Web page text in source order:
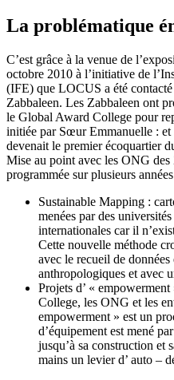
La problématique
C’est grâce à la venue de
octobre 2010 à l’initiative de
(IFE) que LOCUS a été contacté
Zabbaleen. Les Zabbaleen ont
le Global Award College pour
initiée par Sœur Emmanuelle : et
devenait le premier écoquartier
Mise au point avec les ONG
programmée sur plusieurs
Sustainable Mapping :
menées par des
internationales car il
Cette nouvelle méthode
avec le recueil de
anthropologiques et avec
Projets d’ «
College, les ONG et les
empowerment » est un
d’équipement est mené
jusqu’à sa construction et
mains un levier d’ auto –